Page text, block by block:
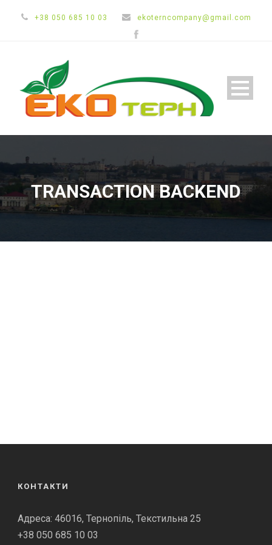
+38 050 685 10 03 ekoterncompany@gmail.com
TRANSACTION BACKEND
КОНТАКТИ
Адреса: 46016, Тернопіль, Текстильна 25
+38 050 685 10 03